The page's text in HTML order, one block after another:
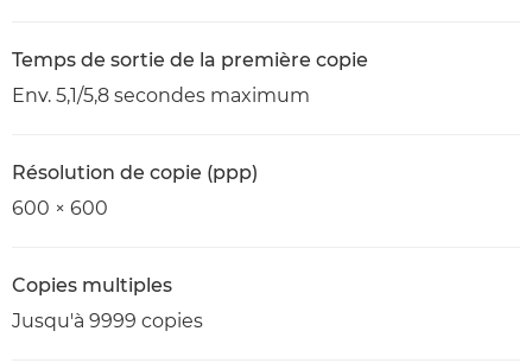
Temps de sortie de la première copie
Env. 5,1/5,8 secondes maximum
Résolution de copie (ppp)
600 × 600
Copies multiples
Jusqu'à 9999 copies